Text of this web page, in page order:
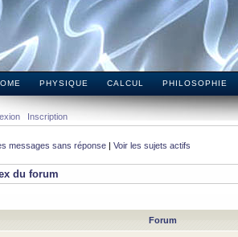
PHYSIQUE CALCUL PHILOSOPHIE
Inscription
messages sans réponse | Voir les sujets actifs
du forum
Forum